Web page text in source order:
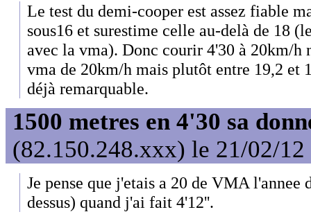
Le test du demi-cooper est assez fiable
sous16 et surestime celle au-delà de 18
avec la vma). Donc courir 4'30 à 20km/h
vma de 20km/h mais plutôt entre 19,2 et
déjà remarquable.
1500 metres en 4'30 sa
(82.150.248.xxx) le 21/02/12
Je pense que j'etais a 20 de VMA l'annee
dessus) quand j'ai fait 4'12''.